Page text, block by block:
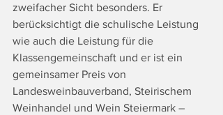
zweifacher Sicht besonders. Er
berücksichtigt die schulische Leistung
wie auch die Leistung für die
Klassengemeinschaft und er ist ein
gemeinsamer Preis von
Landesweinbauverband, Steirischem
Weinhandel und Wein Steiermark –